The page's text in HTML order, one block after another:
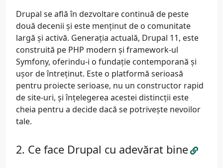
Drupal se află în dezvoltare continuă de peste
două decenii și este menținut de o comunitate
largă și activă. Generația actuală, Drupal 11, este
construită pe PHP modern și framework-ul
Symfony, oferindu-i o fundație contemporană și
ușor de întreținut. Este o platformă serioasă
pentru proiecte serioase, nu un constructor rapid
de site-uri, și înțelegerea acestei distincții este
cheia pentru a decide dacă se potrivește nevoilor
tale.
Ce face Drupal cu adevărat bine